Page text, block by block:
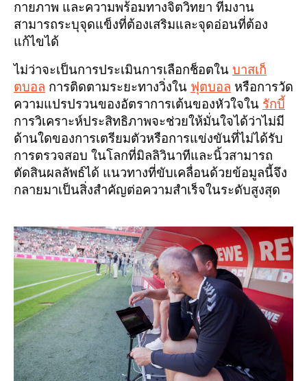
กายภาพ และความพร้อมทางจิตวิทยา ทีมงาน
สามารถระบุจุดแข็งที่ต้องเสริมและจุดอ่อนที่ต้อง
แก้ไขได้
ไม่ว่าจะเป็นการประเมินการเลือกช็อตใน บาสเก็
ตบอล การติดตามระยะทางวิ่งใน ฟุตบอล หรือการวัด
ความแปรปรวนของอัตราการเต้นของหัวใจใน รักบี้
การวิเคราะห์ประสิทธิภาพจะช่วยให้มั่นใจได้ว่าไม่มี
ด้านใดของการเตรียมตัวหรือการแข่งขันที่ไม่ได้รับ
การตรวจสอบ ในโลกที่มิลลิวินาทีและนิ้วสามารถ
ตัดสินผลลัพธ์ได้ แนวทางที่ขับเคลื่อนด้วยข้อมูลนี้จึง
กลายมาเป็นสิ่งสำคัญต่อความสำเร็จในระดับสูงสุด